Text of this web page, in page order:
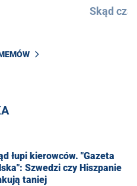
Skąd
łupi kierowców. "Gazeta
Szwedzi czy Hiszpanie
taniej